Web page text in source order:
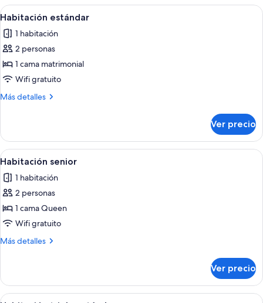
Abrir
todas
las
fotos
de
Habitación
estándar
Un dormitorio con cabecera de
4
Habitación estándar
1 habitación
2 personas
1 cama matrimonial
Wifi gratuito
Más detalles
Más
estándar
Ver precio
Abrir
todas
las
fotos
de
Habitación
senior
Un dormitorio con una cama
9
Habitación senior
1 habitación
2 personas
1 cama Queen
Wifi gratuito
Más detalles
Más
senior
Ver precio
Abrir Una habitación con dos camas,